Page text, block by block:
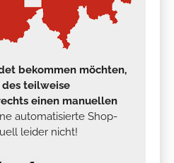
bekommen möchten,
teilweise
einen manuellen
automatisierte Shop-
leider nicht!